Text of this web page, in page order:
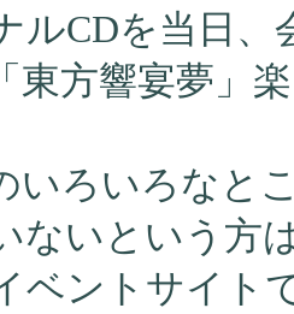
ルCDを当日
東方響宴夢」
いろいろなと
ないという方
ベントサイト